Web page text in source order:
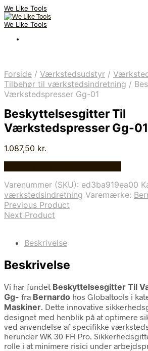
We Like Tools
We Like Tools
Forside / Værkstedsudstyr /
Tilbehør til værkstedsindretning /
Værkstedspresser Gg-01
Beskyttelsesgitter Til
Værkstedspresser Gg-01
1.087,50 kr.
Varenummer (SKU): ed3ba919ea00
værkstedsindretning Varemærke:
Previous Product
Next Product
Beskrivelse
Beskrivelse
Vi har fundet Beskyttelsesgitter Til
Gg- fra Bernardo hos Globaltools i
Maskiner. Dette innovative
designet med henblik på at optimere
ved anvendelse af specifikke
herunder WK 30 FH Pro.
rolle i at minimere risici under